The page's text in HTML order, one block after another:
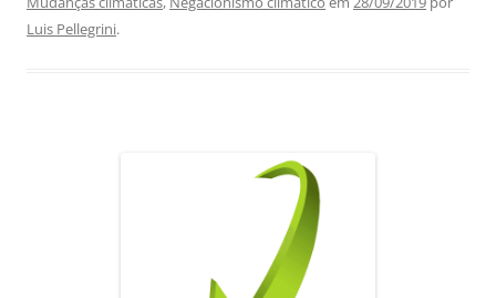
b A
Luis Pellegrini.